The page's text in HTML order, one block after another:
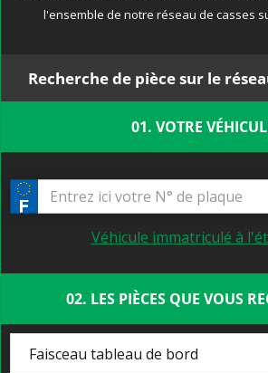
l'ensemble de notre réseau de casses
Recherche de pièce sur le
01. VOTRE
Véhicule immatriculé à
02. LES PIÈCES QUE VOUS
Faisceau tableau de bord